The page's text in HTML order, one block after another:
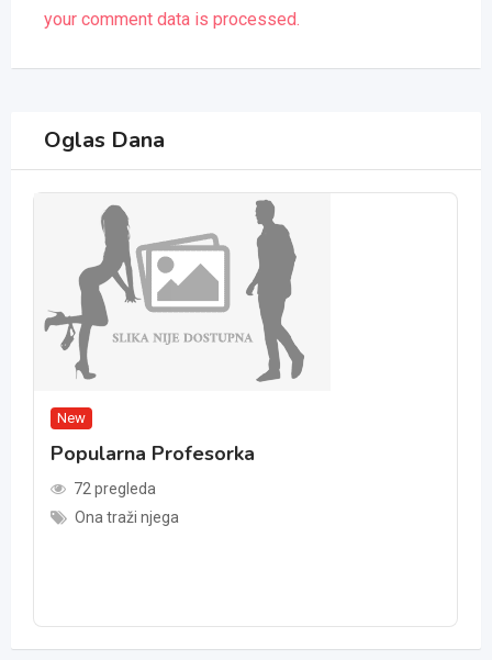
your comment data is processed.
Oglas Dana
New
Popularna Profesorka
72 pregleda
Ona traži njega